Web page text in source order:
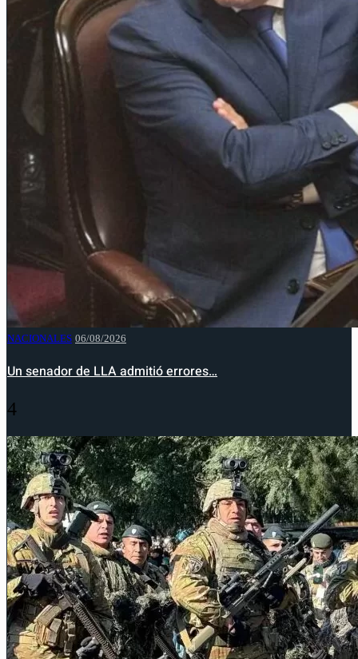
NACIONALES 06/08/2026
Un senador de LLA admitió errores…
4